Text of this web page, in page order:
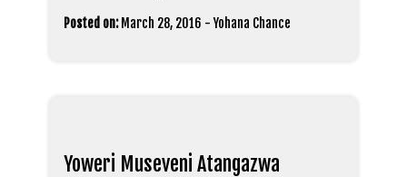
Posted on: March 28, 2016 -Yohana Chance
Yoweri Museveni Atangazwa